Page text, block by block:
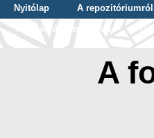
Nyitólap A repozitóriumról
Tallózás dátum szerint
A